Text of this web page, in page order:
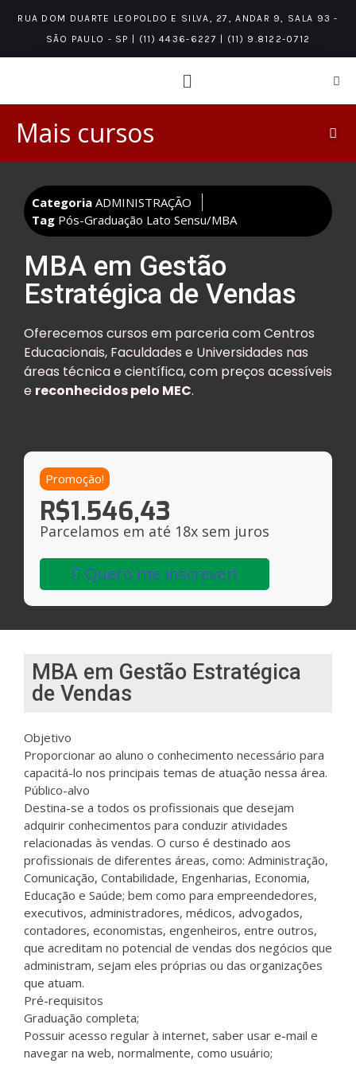
RUA DOM DUARTE LEOPOLDO E SILVA, 27, ANDAR 9, SALA 93 -
SÃO PAULO - SP | (11) 4436-6227 | (11) 9.8122-0712
Mais cursos
Categoria ADMINISTRAÇÃO
Tag Pós-Graduação Lato Sensu/MBA
MBA em Gestão
Estratégica de Vendas
Oferecemos cursos em parceria com Centros
Educacionais, Faculdades e Universidades nas
áreas técnica e científica, com preços acessíveis
e reconhecidos pelo MEC.
Promoção!
R$1.546,43
Parcelamos em até 18x sem juros
Quero me inscrever!
MBA em Gestão Estratégica
de Vendas
Objetivo
Proporcionar ao aluno o conhecimento necessário para
capacitá-lo nos principais temas de atuação nessa área.
Público-alvo
Destina-se a todos os profissionais que desejam
adquirir conhecimentos para conduzir atividades
relacionadas às vendas. O curso é destinado aos
profissionais de diferentes áreas, como: Administração,
Comunicação, Contabilidade, Engenharias, Economia,
Educação e Saúde; bem como para empreendedores,
executivos, administradores, médicos, advogados,
contadores, economistas, engenheiros, entre outros,
que acreditam no potencial de vendas dos negócios que
administram, sejam eles próprias ou das organizações
que atuam.
Pré-requisitos
Graduação completa;
Possuir acesso regular à internet, saber usar e-mail e
navegar na web, normalmente, como usuário;